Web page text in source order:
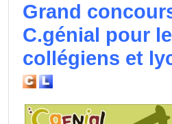
Grand
C.génial pour
collégiens et